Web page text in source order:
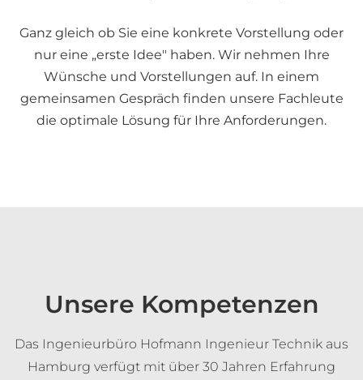
Ganz gleich ob Sie eine konkrete Vorstellung oder
nur eine „erste Idee" haben. Wir nehmen Ihre
Wünsche und Vorstellungen auf. In einem
gemeinsamen Gespräch finden unsere Fachleute
die optimale Lösung für Ihre Anforderungen.
Unsere Kompetenzen
Das Ingenieurbüro Hofmann Ingenieur Technik aus
Hamburg verfügt mit über 30 Jahren Erfahrung